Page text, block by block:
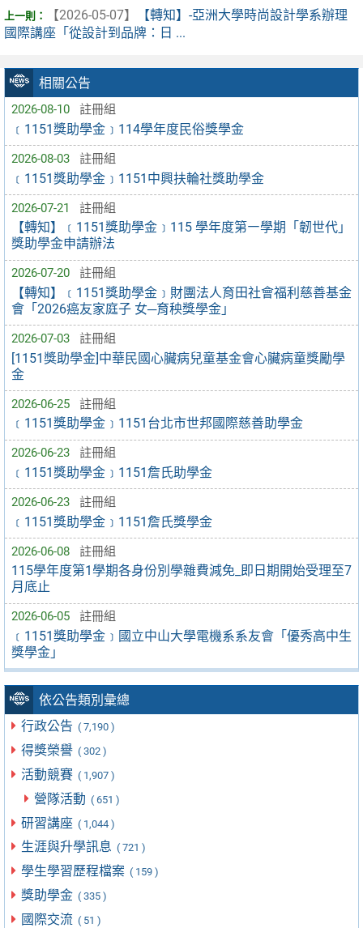
相關公告
2026-08-10 註冊組
﹝1151獎助學金﹞114學年度民俗獎學金
2026-08-03 註冊組
﹝1151獎助學金﹞1151中興扶輪社獎助學金
2026-07-21 註冊組
【轉知】﹝1151獎助學金﹞115 學年度第㇐學期「韌世代」
獎助學金申請辦法
2026-07-20 註冊組
【轉知】﹝1151獎助學金﹞財團法人育田社會福利慈善基金
會「2026癌友家庭子 女─育秧獎學金」
2026-07-03 註冊組
[1151獎助學金]中華民國心臟病兒童基金會心臟病童獎勵學
金
2026-06-25 註冊組
﹝1151獎助學金﹞1151台北市世邦國際慈善助學金
2026-06-23 註冊組
﹝1151獎助學金﹞1151詹氏助學金
2026-06-23 註冊組
﹝1151獎助學金﹞1151詹氏獎學金
2026-06-08 註冊組
115學年度第1學期各身份別學雜費減免_即日期開始受理至7
月底止
2026-06-05 註冊組
﹝1151獎助學金﹞國立中山大學電機系系友會「優秀高中生
獎學金」
依公告類別彙總
行政公告 ( 7,190 )
得獎榮譽 ( 302 )
活動競賽 ( 1,907 )
營隊活動 ( 651 )
研習講座 ( 1,044 )
生涯與升學訊息 ( 721 )
學生學習歷程檔案 ( 159 )
獎助學金 ( 335 )
國際交流 ( 51 )
【2026-05-07】
【轉知】-亞洲大學時尚設計學系辦理
國際講座「從設計到品牌：日 ...